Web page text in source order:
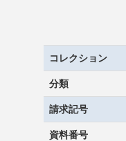
コレクション
分類
請求記号
資料番号